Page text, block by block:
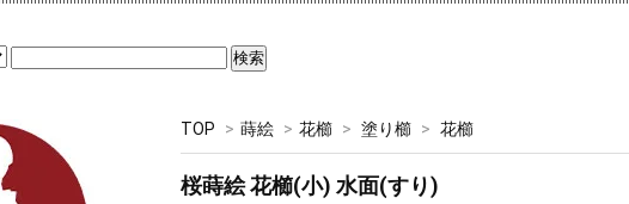
TOP > 蒔絵 > 花櫛 > 塗り櫛 > 花櫛
桜蒔絵 花櫛(小) 水面(すり)